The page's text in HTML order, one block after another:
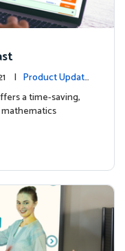
| Product Update
a time-saving,